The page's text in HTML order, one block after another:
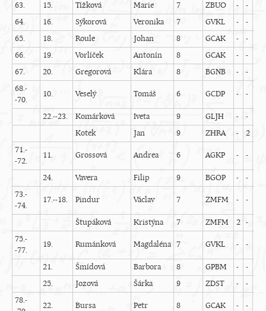
63.
15. Tížková Marie 7 ZBUO - -
64.
16. Sýkorová Veronika 7 GVKL - -
65.
18. Roule Johan 8 GCAK - -
66.
19. Vorlíček Antonín 8 GCAK - -
67.
20. Gregorová Klára 8 BGNB - -
68.-
-70.
10. Veselý Tomáš 6 GCDP - -
22.--23. Komárková Iveta 9 GLJH - -
Kotek
Jan 9 ZHRA - 2
71.-
-72.
11. Grossová Andrea 6 AGKP - -
24. Vavera Filip 9 BGOP - -
73.-
-74.
17.--18. Pindur Václav 7 ZMFM - -
Štupáková Kristýna 7 ZMFM 2 -
75.-
-77.
19. Rumánková Magdaléna 7 GVKL - -
21. Šmídová Barbora 8 GPBM - -
25.
Jozová Šárka 9 ZDST - -
78.-
22. Bursa Petr 8 GCAK - -